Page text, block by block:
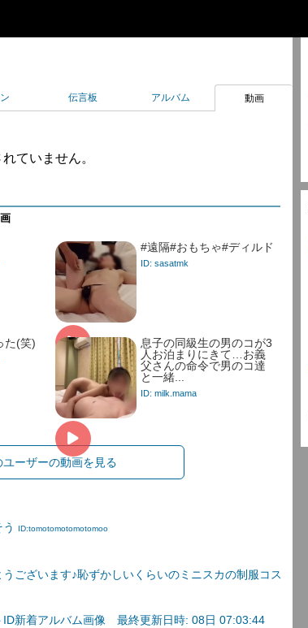
伝言板 アルバム 動画
ていません。
#遠隔#おもちゃ#ディルド
ID: sasatmk
た(笑)
息子の同級生の男のコが3
人お泊まりにきて…お義
父さんの命令で男のコ達
と一緒...
ID: milk.mama
ユーザーの動画を見る
ID:tomotomotomotomoo
うございます♪恥ずかしいくらいのミニスカの制服コス
ID新着アルバム画像 最終更新日時: 08日 07:03:44